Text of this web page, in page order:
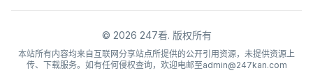
© 2026 247看. 版权所有
本站所有内容均来自互联网分享站点所提供的公开引用资源，未提供资源上
传、下载服务。如有任何侵权查询，欢迎电邮至admin@247kan.com